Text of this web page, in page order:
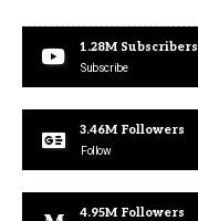
1.28M Subscribers
Subscribe
3.46M Followers
Follow
4.95M Followers